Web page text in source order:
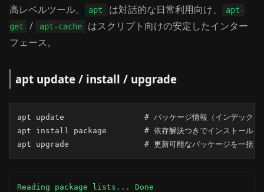
高レベルツール。
apt は対話的な日常利用向け、
apt-
get
/ apt-cache
はスクリプト向けの安定したインター
フェース。
apt update / install / upgrade
apt update                 # パッケージ情報（インデックス
apt install package        # 依存解決つきでインストール
apt upgrade                # 更新可能なパッケージを一括更
Reading package lists... Done